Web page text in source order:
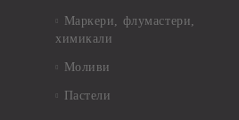
Маркери, флумастери,
химикали
Моливи
Пастели